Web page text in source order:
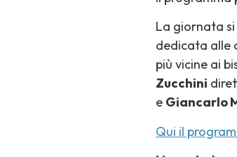
La giornata
dedicata alle
più vicine ai
Zucchini
e Giancarlo
Qui il